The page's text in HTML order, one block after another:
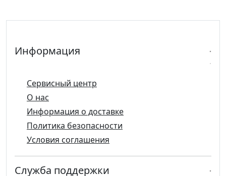
Информация
Сервисный центр
О нас
Информация о доставке
Политика безопасности
Условия соглашения
Служба поддержки